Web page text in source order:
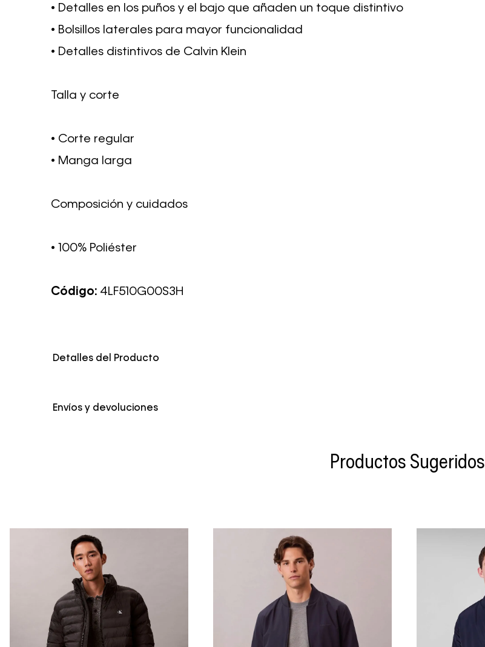
• Detalles en los puños y el bajo que añaden un toque distintivo
• Bolsillos laterales para mayor funcionalidad
• Detalles distintivos de Calvin Klein
Talla y corte
• Corte regular
• Manga larga
Composición y cuidados
• 100% Poliéster
Código: 4LF510G00S3H
Detalles del Producto
Genero
Envíos y devoluciones
Productos Sugeridos